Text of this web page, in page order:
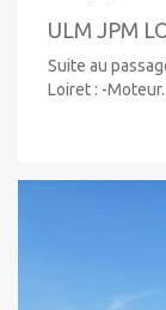
ULM JPM
Suite au
Loiret : -